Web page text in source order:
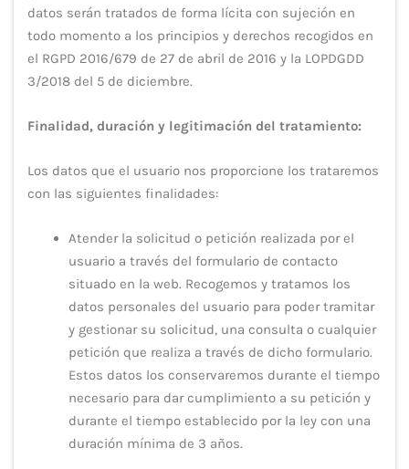
datos serán tratados de forma lícita con sujeción en
todo momento a los principios y derechos recogidos en
el RGPD 2016/679 de 27 de abril de 2016 y la LOPDGDD
3/2018 del 5 de diciembre.
Finalidad, duración y legitimación del tratamiento:
Los datos que el usuario nos proporcione los trataremos
con las siguientes finalidades:
Atender la solicitud o petición realizada por el
usuario a través del formulario de contacto
situado en la web. Recogemos y tratamos los
datos personales del usuario para poder tramitar
y gestionar su solicitud, una consulta o cualquier
petición que realiza a través de dicho formulario.
Estos datos los conservaremos durante el tiempo
necesario para dar cumplimiento a su petición y
durante el tiempo establecido por la ley con una
duración mínima de 3 años.